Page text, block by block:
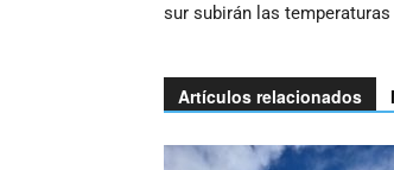
sur subirán las temperaturas
Artículos relacionados